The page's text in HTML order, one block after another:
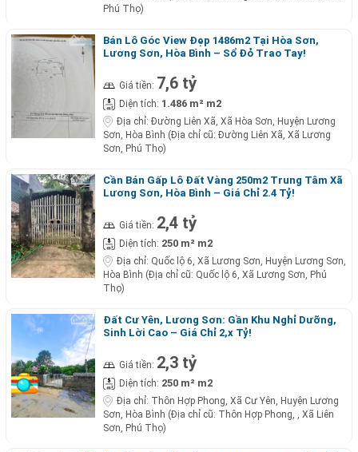
Phú Thọ)
Bán Lô Góc View Đẹp 1486m2 Tại Hòa Sơn,
Lương Sơn, Hòa Bình – Sổ Đỏ Trao Tay!
Giá tiền: 7,6 tỷ
Diện tích: 1.486 m² m2
Địa chỉ: Đường Liên Xã, Xã Hòa Sơn, Huyện Lương
Sơn, Hòa Bình (Địa chỉ cũ: Đường Liên Xã, Xã Lương
Sơn, Phú Thọ)
Cần Bán Gấp Lô Đất Vàng 250m2 Trung Tâm Xã
Lương Sơn, Hòa Bình – Giá Chỉ 2.4 Tỷ!
Giá tiền: 2,4 tỷ
Diện tích: 250 m² m2
Địa chỉ: Quốc lộ 6, Xã Lương Sơn, Huyện Lương Sơn,
Hòa Bình (Địa chỉ cũ: Quốc lộ 6, Xã Lương Sơn, Phú
Thọ)
Đất Cư Yên, Lương Sơn: Gần Khu Nghỉ Dưỡng,
Sinh Lời Cao – Giá Chỉ 2,x Tỷ!
Giá tiền: 2,3 tỷ
Diện tích: 250 m² m2
Địa chỉ: Thôn Hợp Phong, Xã Cư Yên, Huyện Lương
Sơn, Hòa Bình (Địa chỉ cũ: Thôn Hợp Phong, , Xã Liên
Sơn, Phú Thọ)